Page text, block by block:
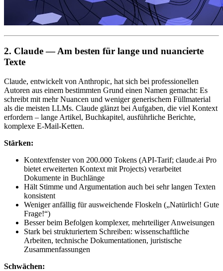
2. Claude — Am besten für lange und nuancierte
Texte
Claude, entwickelt von Anthropic, hat sich bei professionellen
Autoren aus einem bestimmten Grund einen Namen gemacht: Es
schreibt mit mehr Nuancen und weniger generischem Füllmaterial
als die meisten LLMs. Claude glänzt bei Aufgaben, die viel Kontext
erfordern – lange Artikel, Buchkapitel, ausführliche Berichte,
komplexe E-Mail-Ketten.
Stärken:
Kontextfenster von 200.000 Tokens (API-Tarif; claude.ai Pro
bietet erweiterten Kontext mit Projects) verarbeitet
Dokumente in Buchlänge
Hält Stimme und Argumentation auch bei sehr langen Texten
konsistent
Weniger anfällig für ausweichende Floskeln („Natürlich! Gute
Frage!“)
Besser beim Befolgen komplexer, mehrteiliger Anweisungen
Stark bei strukturiertem Schreiben: wissenschaftliche
Arbeiten, technische Dokumentationen, juristische
Zusammenfassungen
Schwächen: